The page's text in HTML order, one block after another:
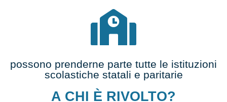
possono prenderne parte tutte le istituzioni
scolastiche statali e paritarie
A CHI È RIVOLTO?